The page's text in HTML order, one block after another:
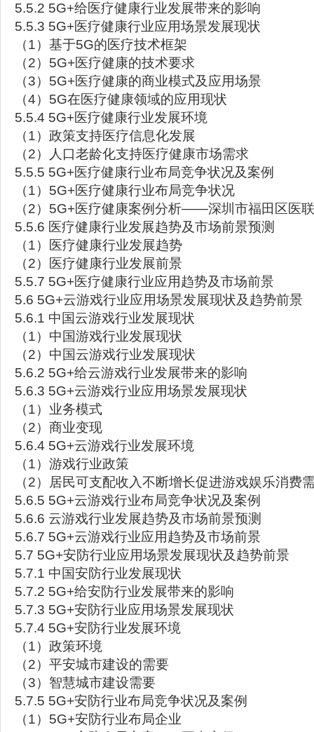
5.5.2 5G+给医疗健康行业发展带来的影响
5.5.3 5G+医疗健康行业应用场景发展现状
（1）基于5G的医疗技术框架
（2）5G+医疗健康的技术要求
（3）5G+医疗健康的商业模式及应用场景
（4）5G在医疗健康领域的应用现状
5.5.4 5G+医疗健康行业发展环境
（1）政策支持医疗信息化发展
（2）人口老龄化支持医疗健康市场需求
5.5.5 5G+医疗健康行业布局竞争状况及案例
（1）5G+医疗健康行业布局竞争状况
（2）5G+医疗健康案例分析——深圳市福田区医
5.5.6 医疗健康行业发展趋势及市场前景预测
（1）医疗健康行业发展趋势
（2）医疗健康行业发展前景
5.5.7 5G+医疗健康行业应用趋势及市场前景
5.6 5G+云游戏行业应用场景发展现状及趋势前景
5.6.1 中国云游戏行业发展现状
（1）中国游戏行业发展现状
（2）中国云游戏行业发展现状
5.6.2 5G+给云游戏行业发展带来的影响
5.6.3 5G+云游戏行业应用场景发展现状
（1）业务模式
（2）商业变现
5.6.4 5G+云游戏行业发展环境
（1）游戏行业政策
（2）居民可支配收入不断增长促进游戏娱乐消费
5.6.5 5G+云游戏行业布局竞争状况及案例
5.6.6 云游戏行业发展趋势及市场前景预测
5.6.7 5G+云游戏行业应用趋势及市场前景
5.7 5G+安防行业应用场景发展现状及趋势前景
5.7.1 中国安防行业发展现状
5.7.2 5G+给安防行业发展带来的影响
5.7.3 5G+安防行业应用场景发展现状
5.7.4 5G+安防行业发展环境
（1）政策环境
（2）平安城市建设的需要
（3）智慧城市建设需要
5.7.5 5G+安防行业布局竞争状况及案例
（1）5G+安防行业布局企业